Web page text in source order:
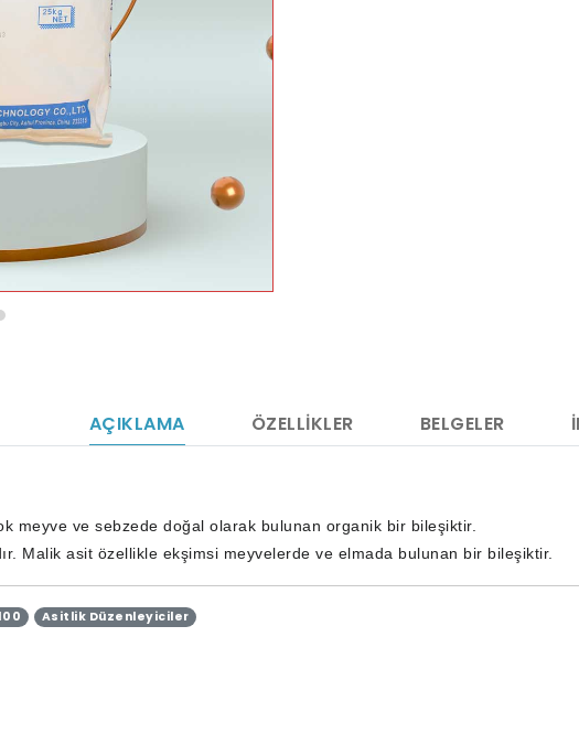
AÇIKLAMA ÖZELLIKLER BELGELER
meyve ve sebzede doğal olarak bulunan organik bir bileşiktir.
Malik asit özellikle ekşimsi meyvelerde ve elmada bulunan bir bileşiktir.
Asitlik Düzenleyiciler